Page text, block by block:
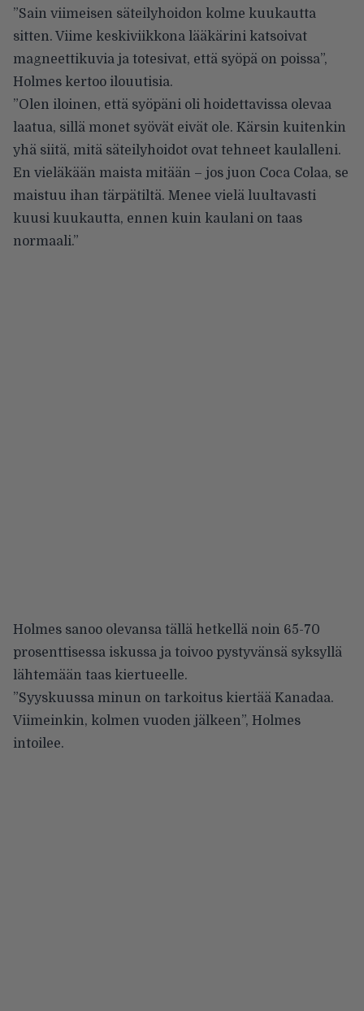
”Sain viimeisen säteilyhoidon kolme kuukautta
sitten. Viime keskiviikkona lääkärini katsoivat
magneettikuvia ja totesivat, että syöpä on poissa”,
Holmes kertoo ilouutisia.
”Olen iloinen, että syöpäni oli hoidettavissa olevaa
laatua, sillä monet syövät eivät ole. Kärsin kuitenkin
yhä siitä, mitä säteilyhoidot ovat tehneet kaulalleni.
En vieläkään maista mitään – jos juon Coca Colaa, se
maistuu ihan tärpätiltä. Menee vielä luultavasti
kuusi kuukautta, ennen kuin kaulani on taas
normaali.”
Holmes sanoo olevansa tällä hetkellä noin 65-70
prosenttisessa iskussa ja toivoo pystyvänsä syksyllä
lähtemään taas kiertueelle.
”Syyskuussa minun on tarkoitus kiertää Kanadaa.
Viimeinkin, kolmen vuoden jälkeen”, Holmes
intoilee.